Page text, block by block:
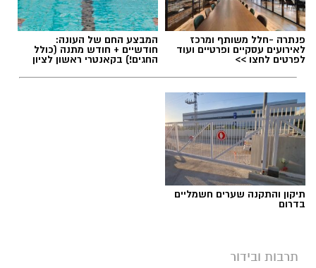
פנתרה -חלל משותף ומרכז
לאירועים עסקיים ופרטיים ועוד
לפרטים לחצו >>
המבצע החם של העונה:
חודשיים + חודש מתנה (כולל
החגים!) בקאנטרי ראשון לציון
תיקון והתקנה שערים חשמליים
בדרום
תרבות ובידור